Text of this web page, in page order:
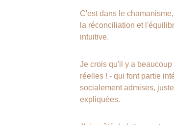
C'est dans le
la réconciliation et
intuitive.
Je crois qu'il y a
réelles ! - qui font partie
socialement admises,
expliquées.